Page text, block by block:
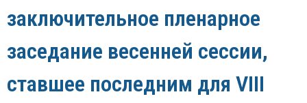
заключительное пленарное
заседание весенней сессии,
ставшее последним для VIII